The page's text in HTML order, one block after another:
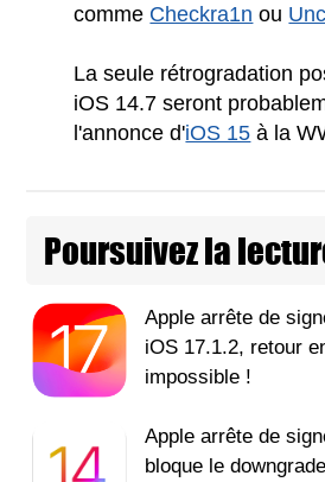
comme Checkra1n ou
La seule rétrogradation
iOS 14.7 seront
l'annonce d'iOS 15 à la
Poursuivez la
Apple arrête de
iOS 17.1.2, retour
impossible !
Apple arrête de
bloque le downgrade